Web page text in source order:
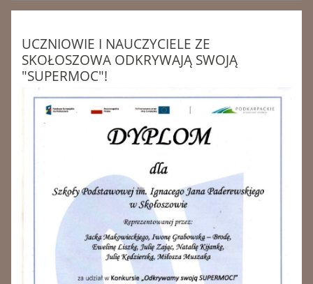
UCZNIOWIE I NAUCZYCIELE ZE
SKOŁOSZOWA ODKRYWAJĄ SWOJĄ
"SUPERMOC"!